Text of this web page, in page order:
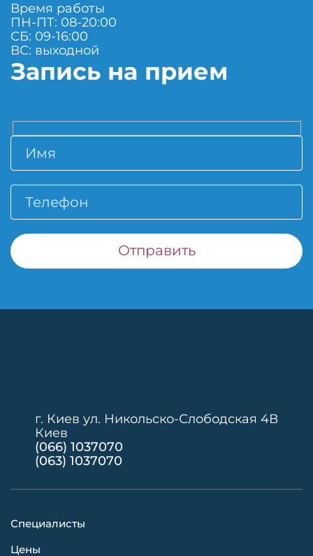
Время работы
ПН-ПТ: 08-20:00
СБ: 09-16:00
ВС: выходной
Запись на прием
г. Киев ул. Никольско-Слободская 4В
Киев
(066) 1037070
(063) 1037070
Специалисты
Цены